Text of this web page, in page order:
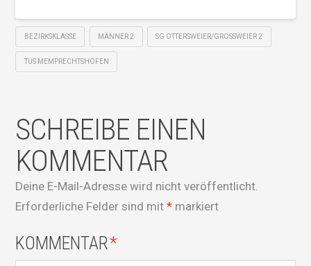
BEZIRKSKLASSE MÄNNER 2 SG OTTERSWEIER/GROSSWEIER 2
TUS MEMPRECHTSHOFEN
SCHREIBE EINEN
KOMMENTAR
Deine E-Mail-Adresse wird nicht veröffentlicht.
Erforderliche Felder sind mit* markiert
KOMMENTAR*